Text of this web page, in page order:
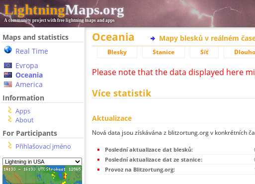
LightningMaps.org
A community project with free lightning maps and apps
Maps and statistics
Real Time
Evropa
Oceania
America
Information
Apps
About
For Participants
Přihlašovací jméno
Oceania Mapy blesků v reálném
Blesky Stanice Síť
Please note that the data displayed here
Více statistik
Aktualizace
Nová data jsou získávána z blitzortung.org v konkrétních
Poslední aktualizace dat blesků:
Poslední aktualizace dat ze stanice:
Provoz na Blitzortung.org: